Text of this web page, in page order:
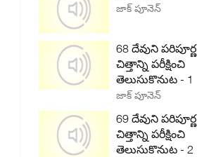
జాక్ పూనెన్
68 దేవుని పరిపూర్ణ
చిత్తాన్ని పరీక్షించి
తెలుసుకొనుట - 1
జాక్ పూనెన్
69 దేవుని పరిపూర్ణ
చిత్తాన్ని పరీక్షించి
తెలుసుకొనుట - 2